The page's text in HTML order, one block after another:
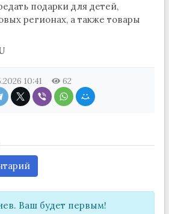
подарки для детей,
регионах, а также товары
10:41 62
Ваш будет первым!